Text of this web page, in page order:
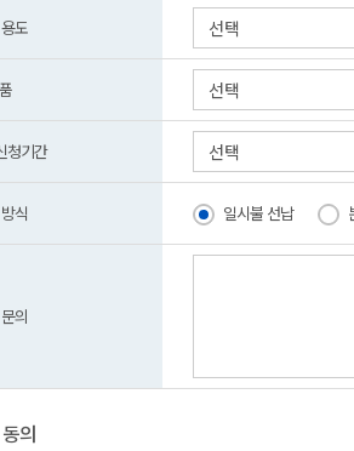
도 선택
선택
청기간 선택
식 일시불 선납
의
의